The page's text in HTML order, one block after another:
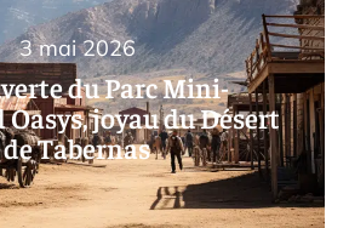
du Parc Mini-
joyau du Désert
de Tabernas
3 mai 2026